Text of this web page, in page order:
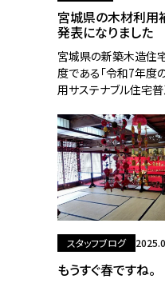
宮城県の木材利用
発表になりました
宮城県の新築木造住
度である「令和7年度
用サステナブル住宅
築の際に宮城県産の
やぎ材を利用するこ
交付されます。使用し
スタッフブログ
もうすぐ春ですね。